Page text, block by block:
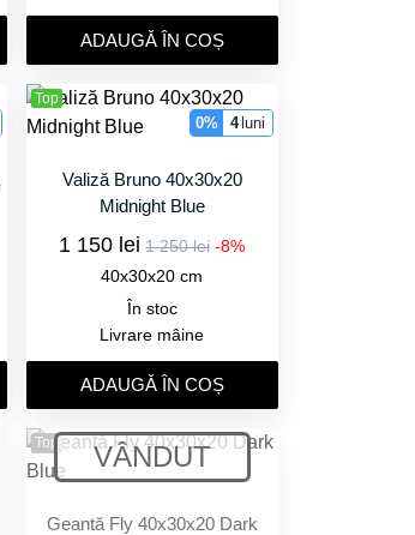
ADAUGǍ ÎN COȘ
Top
0% 4luni
Valiză Bruno 40x30x20
Midnight Blue
1 150 lei 1 250 lei -8%
40x30x20 cm
În stoc
Livrare mâine
ADAUGǍ ÎN COȘ
Top
Geantă Fly 40x30x20 Dark